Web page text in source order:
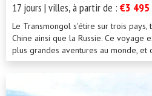
17 jours | villes, à partir de :€3 495
Le Transmongol s'étire sur trois
Chine ainsi que la Russie. Ce voyage
plus grandes aventures au monde,